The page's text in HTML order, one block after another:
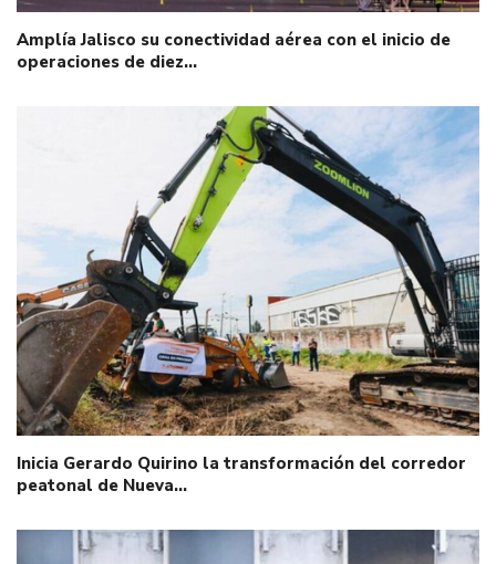
Amplía Jalisco su conectividad aérea con el inicio de
operaciones de diez…
Inicia Gerardo Quirino la transformación del corredor
peatonal de Nueva…